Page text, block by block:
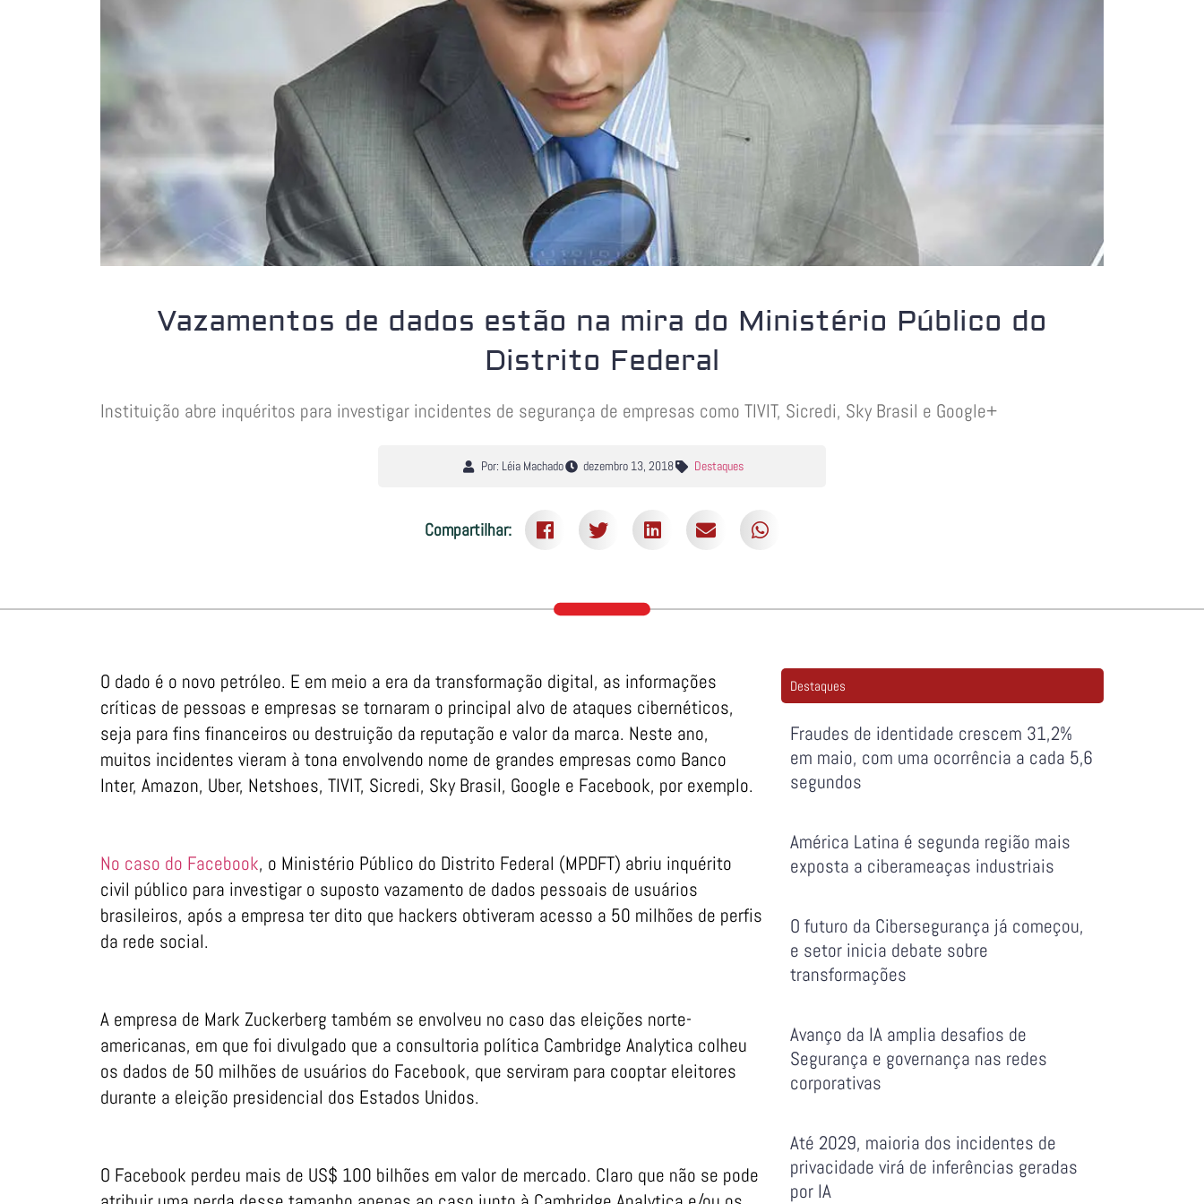
Vazamentos de dados estão na mira do Ministério Público do
Distrito Federal
Instituição abre inquéritos para investigar incidentes de segurança de empresas como TIVIT, Sicredi, Sky Brasil e Google+
Por: Léia Machado dezembro 13, 2018 Destaques
Compartilhar:
O dado é o novo petróleo. E em meio a era da transformação digital, as informações
críticas de pessoas e empresas se tornaram o principal alvo de ataques cibernéticos,
seja para fins financeiros ou destruição da reputação e valor da marca. Neste ano,
muitos incidentes vieram à tona envolvendo nome de grandes empresas como Banco
Inter, Amazon, Uber, Netshoes, TIVIT, Sicredi, Sky Brasil, Google e Facebook, por exemplo.
No caso do Facebook, o Ministério Público do Distrito Federal (MPDFT) abriu inquérito
civil público para investigar o suposto vazamento de dados pessoais de usuários
brasileiros, após a empresa ter dito que hackers obtiveram acesso a 50 milhões de perfis
da rede social.
A empresa de Mark Zuckerberg também se envolveu no caso das eleições norte-
americanas, em que foi divulgado que a consultoria política Cambridge Analytica colheu
os dados de 50 milhões de usuários do Facebook, que serviram para cooptar eleitores
durante a eleição presidencial dos Estados Unidos.
O Facebook perdeu mais de US$ 100 bilhões em valor de mercado. Claro que não se pode
Destaques
Fraudes de identidade crescem 31,2%
em maio, com uma ocorrência a cada 5,6
segundos
América Latina é segunda região mais
exposta a ciberameaças industriais
O futuro da Cibersegurança já começou,
e setor inicia debate sobre
transformações
Avanço da IA amplia desafios de
Segurança e governança nas redes
corporativas
Até 2029, maioria dos incidentes de
privacidade virá de inferências geradas
por IA